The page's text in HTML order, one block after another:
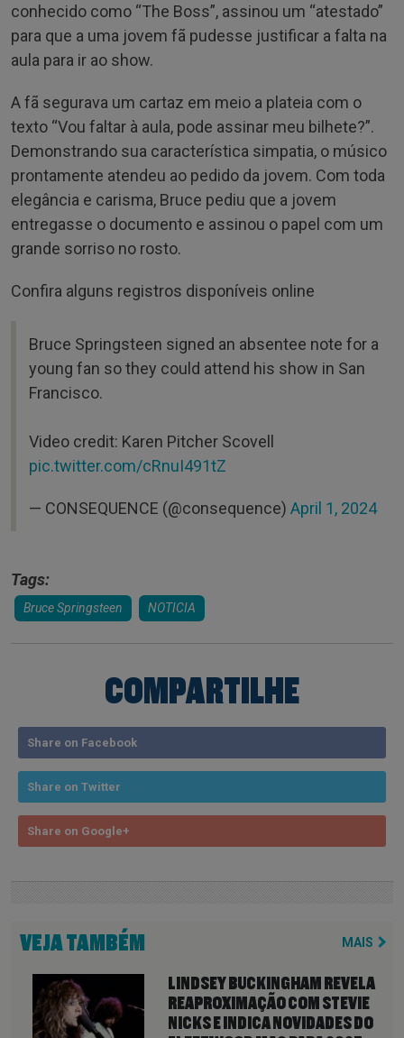
conhecido como “The Boss”, assinou um “atestado”
para que a uma jovem fã pudesse justificar a falta na
aula para ir ao show.
A fã segurava um cartaz em meio a plateia com o
texto “Vou faltar à aula, pode assinar meu bilhete?”.
Demonstrando sua característica simpatia, o músico
prontamente atendeu ao pedido da jovem. Com toda
elegância e carisma, Bruce pediu que a jovem
entregasse o documento e assinou o papel com um
grande sorriso no rosto.
Confira alguns registros disponíveis online
Bruce Springsteen signed an absentee note for a
young fan so they could attend his show in San
Francisco.
Video credit: Karen Pitcher Scovell
pic.twitter.com/cRnuI491tZ
— CONSEQUENCE (@consequence) April 1, 2024
Tags:
Bruce Springsteen NOTICIA
COMPARTILHE
Share on Facebook
Share on Twitter
Share on Google+
VEJA TAMBÉM MAIS
LINDSEY BUCKINGHAM REVELA
REAPROXIMAÇÃO COM STEVIE
NICKS E INDICA NOVIDADES DO